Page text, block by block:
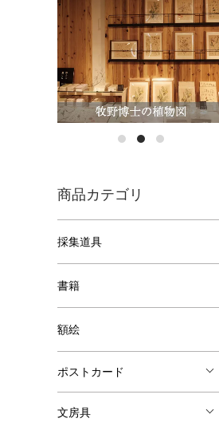
商品カテゴリ
採集道具
書籍
額絵
ポストカード
文房具